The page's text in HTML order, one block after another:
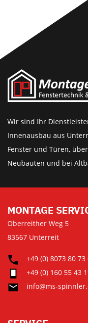
Wir sind Ihr
Innenausbau aus
Fenster und Türen,
Neubauten und bei
MONTAGE
Oberreither Weg 5
83567 Unterreit
+49 (0) 8073 80 73
+49 (0) 160 55 43
info@ms-